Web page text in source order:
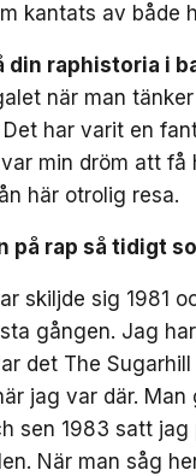
kantats av både
din raphistoria i
när man
har varit en
min dröm att
här otrolig resa.
på rap så tidigt
skiljde sig 1981
gången. Jag
det The
jag var där.
sen 1983 satt
När man såg